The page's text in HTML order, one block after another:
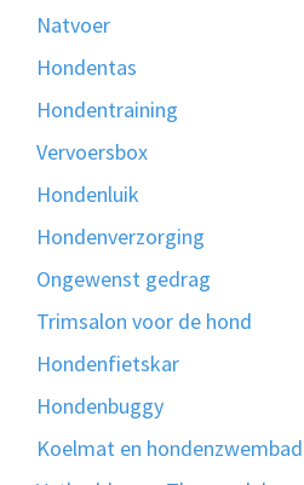
Natvoer
Hondentas
Hondentraining
Vervoersbox
Hondenluik
Hondenverzorging
Ongewenst gedrag
Trimsalon voor de hond
Hondenfietskar
Hondenbuggy
Koelmat en hondenzwembad